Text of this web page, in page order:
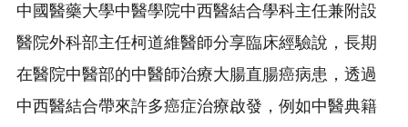
中國醫藥大學中醫學院中西醫結合學科主任兼附設
醫院外科部主任柯道維醫師分享臨床經驗說， 長期
在醫院中醫部的中醫師治療大腸直腸癌病患， 透過
中西醫結合帶來許多癌症治療啟發，例如中醫典籍